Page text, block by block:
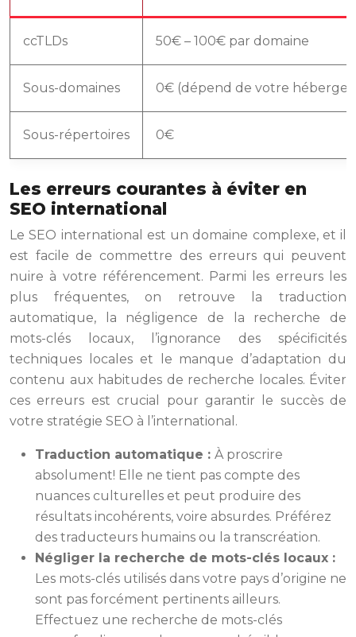
ccTLDs 50€ – 100€ par domaine
Sous-domaines 0€ (dépend de votre
Sous-répertoires 0€
Les erreurs courantes à éviter en
SEO international
Le SEO international est un domaine complexe, et il
est facile de commettre des erreurs qui peuvent
nuire à votre référencement. Parmi les erreurs les
plus fréquentes, on retrouve la traduction
automatique, la négligence de la recherche de
mots-clés locaux, l’ignorance des spécificités
techniques locales et le manque d’adaptation du
contenu aux habitudes de recherche locales. Éviter
ces erreurs est crucial pour garantir le succès de
votre stratégie SEO à l’international.
Traduction automatique : À proscrire
absolument! Elle ne tient pas compte des
nuances culturelles et peut produire des
résultats incohérents, voire absurdes. Préférez
des traducteurs humains ou la transcréation.
Négliger la recherche de mots-clés locaux :
Les mots-clés utilisés dans votre pays d’origine ne
sont pas forcément pertinents ailleurs.
Effectuez une recherche de mots-clés